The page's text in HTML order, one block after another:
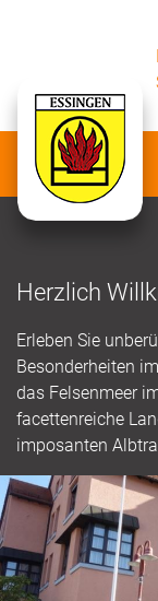
Herzlich
Erleben Sie
Besonderheiten
das Felsenmeer
facettenreiche
imposanten